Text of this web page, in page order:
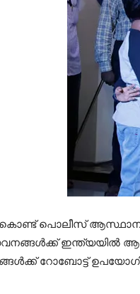
പൊലീസ്
ഇന്ത്യയില്‍
റോബോട്ട്